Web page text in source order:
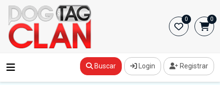
0 0
Buscar Login Registrar